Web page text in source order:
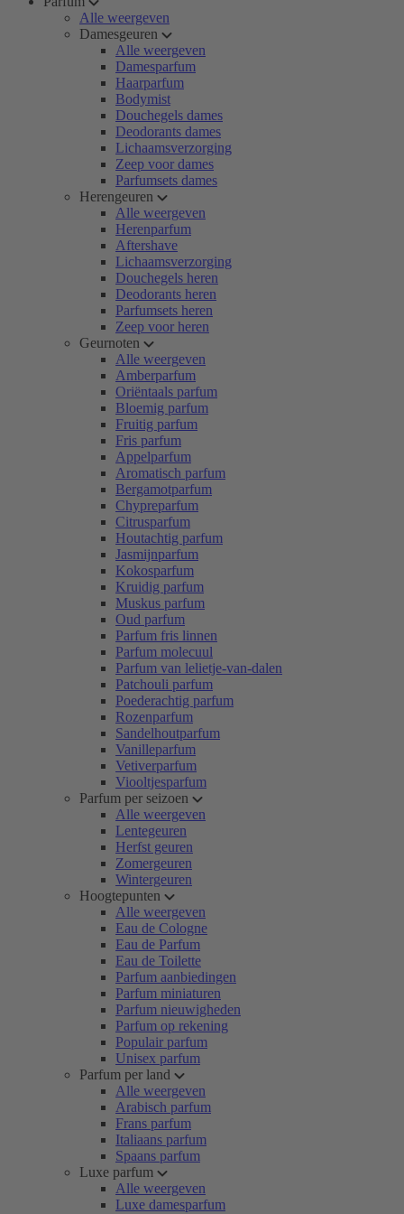
Alle weergeven
Damesgeuren
Alle weergeven
Damesparfum
Haarparfum
Bodymist
Douchegels dames
Deodorants dames
Lichaamsverzorging
Zeep voor dames
Parfumsets dames
Herengeuren
Alle weergeven
Herenparfum
Aftershave
Lichaamsverzorging
Douchegels heren
Deodorants heren
Parfumsets heren
Zeep voor heren
Geurnoten
Alle weergeven
Amberparfum
Oriëntaals parfum
Bloemig parfum
Fruitig parfum
Fris parfum
Appelparfum
Aromatisch parfum
Bergamotparfum
Chypreparfum
Citrusparfum
Houtachtig parfum
Jasmijnparfum
Kokosparfum
Kruidig parfum
Muskus parfum
Oud parfum
Parfum fris linnen
Parfum molecuul
Parfum van lelietje-van-dalen
Patchouli parfum
Poederachtig parfum
Rozenparfum
Sandelhoutparfum
Vanilleparfum
Vetiverparfum
Viooltjesparfum
Parfum per seizoen
Alle weergeven
Lentegeuren
Herfst geuren
Zomergeuren
Wintergeuren
Hoogtepunten
Alle weergeven
Eau de Cologne
Eau de Parfum
Eau de Toilette
Parfum aanbiedingen
Parfum miniaturen
Parfum nieuwigheden
Parfum op rekening
Populair parfum
Unisex parfum
Parfum per land
Alle weergeven
Arabisch parfum
Frans parfum
Italiaans parfum
Spaans parfum
Luxe parfum
Alle weergeven
Luxe damesparfum